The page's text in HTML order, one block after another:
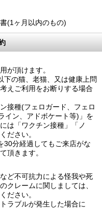
(1ヶ月以内のもの)
が頂けます。
下の猫、老猫、又は健康上問
えご利用をお断りする場合
接種(フェロガード、フェロ
イン、アドボケート等)」を
は「ワクチン接種」「ノ
ださい。
30分経過してもご来店がな
頂きます。
ど不可抗力による怪我や死
クレームに関しましては、
ださい。
ラブルが発生した場合に